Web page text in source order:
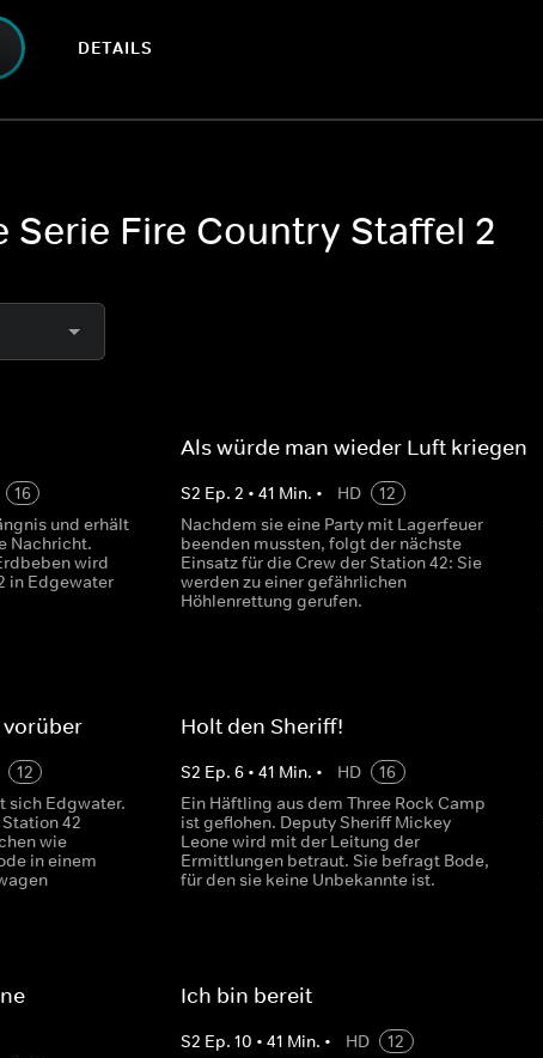
DETAILS
Serie Fire Country Staffel 2
16
und erhält
Nachricht.
wird
in Edgewater
Als würde man wieder Luft kriegen
S2 Ep.2 •41 Min. • HD
12
Nachdem sie eine Party mit Lagerfeuer
beenden mussten, folgt der nächste
Einsatz für die Crew der Station 42: Sie
werden zu einer gefährlichen
Höhlenrettung gerufen.
vorüber
12
sich Edgwater.
42
wie
in einem
Holt den Sheriff!
S2 Ep.6 •41 Min. • HD
16
Ein Häftling aus dem Three Rock Camp
ist geflohen. Deputy Sheriff Mickey
Leone wird mit der Leitung der
Ermittlungen betraut. Sie befragt Bode,
für den sie keine Unbekannte ist.
Ich bin bereit
S2 Ep.10 •41 Min. • HD
12